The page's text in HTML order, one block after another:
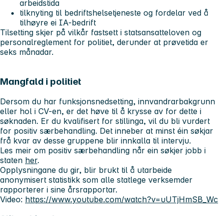
arbeidstida
tilknyting til bedriftshelsetjeneste og fordelar ved å
tilhøyre ei IA-bedrift
Tilsetting skjer på vilkår fastsett i statsansatteloven og
personalreglement for politiet, derunder at prøvetida er
seks månadar.
Mangfald i politiet
Dersom du har funksjonsnedsetting, innvandrarbakgrunn
eller hol i CV-en, er det høve til å krysse av for dette i
søknaden. Er du kvalifisert for stillinga, vil du bli vurdert
for positiv særbehandling. Det inneber at minst éin søkjar
frå kvar av desse gruppene blir innkalla til intervju.
Les meir om positiv særbehandling når ein søkjer jobb i
staten her.
Opplysningane du gir, blir brukt til å utarbeide
anonymisert statistikk som alle statlege verksemder
rapporterer i sine årsrapportar.
Video: https://www.youtube.com/watch?v=uUTjHmSB_Wc